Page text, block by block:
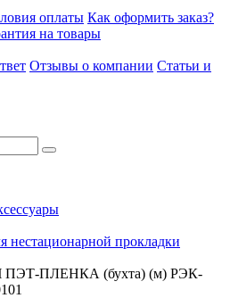
оплаты Как оформить заказ?
на товары
Отзывы о компании Статьи и
нестационарной прокладки
ПЭТ-ПЛЕНКА (бухта) (м) РЭК-